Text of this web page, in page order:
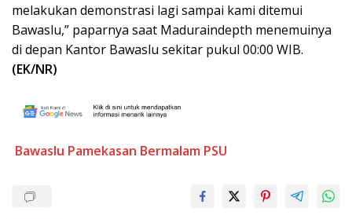
melakukan demonstrasi lagi sampai kami ditemui
Bawaslu,” paparnya saat Maduraindepth menemuinya
di depan Kantor Bawaslu sekitar pukul 00:00 WIB.
(EK/NR)
Bawaslu Pamekasan Bermalam PSU